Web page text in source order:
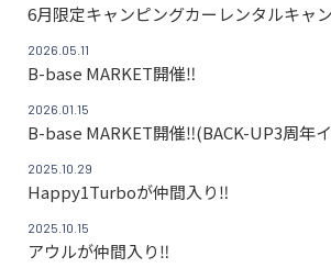
6月限定キャンピングカーレンタルキャ
2026.05.11
B-base MARKET開催‼
2026.01.15
B-base MARKET開催‼(BACK-UP3周年イ
2025.10.29
Happy1Turboが仲間入り‼
2025.10.15
アウルが仲間入り‼